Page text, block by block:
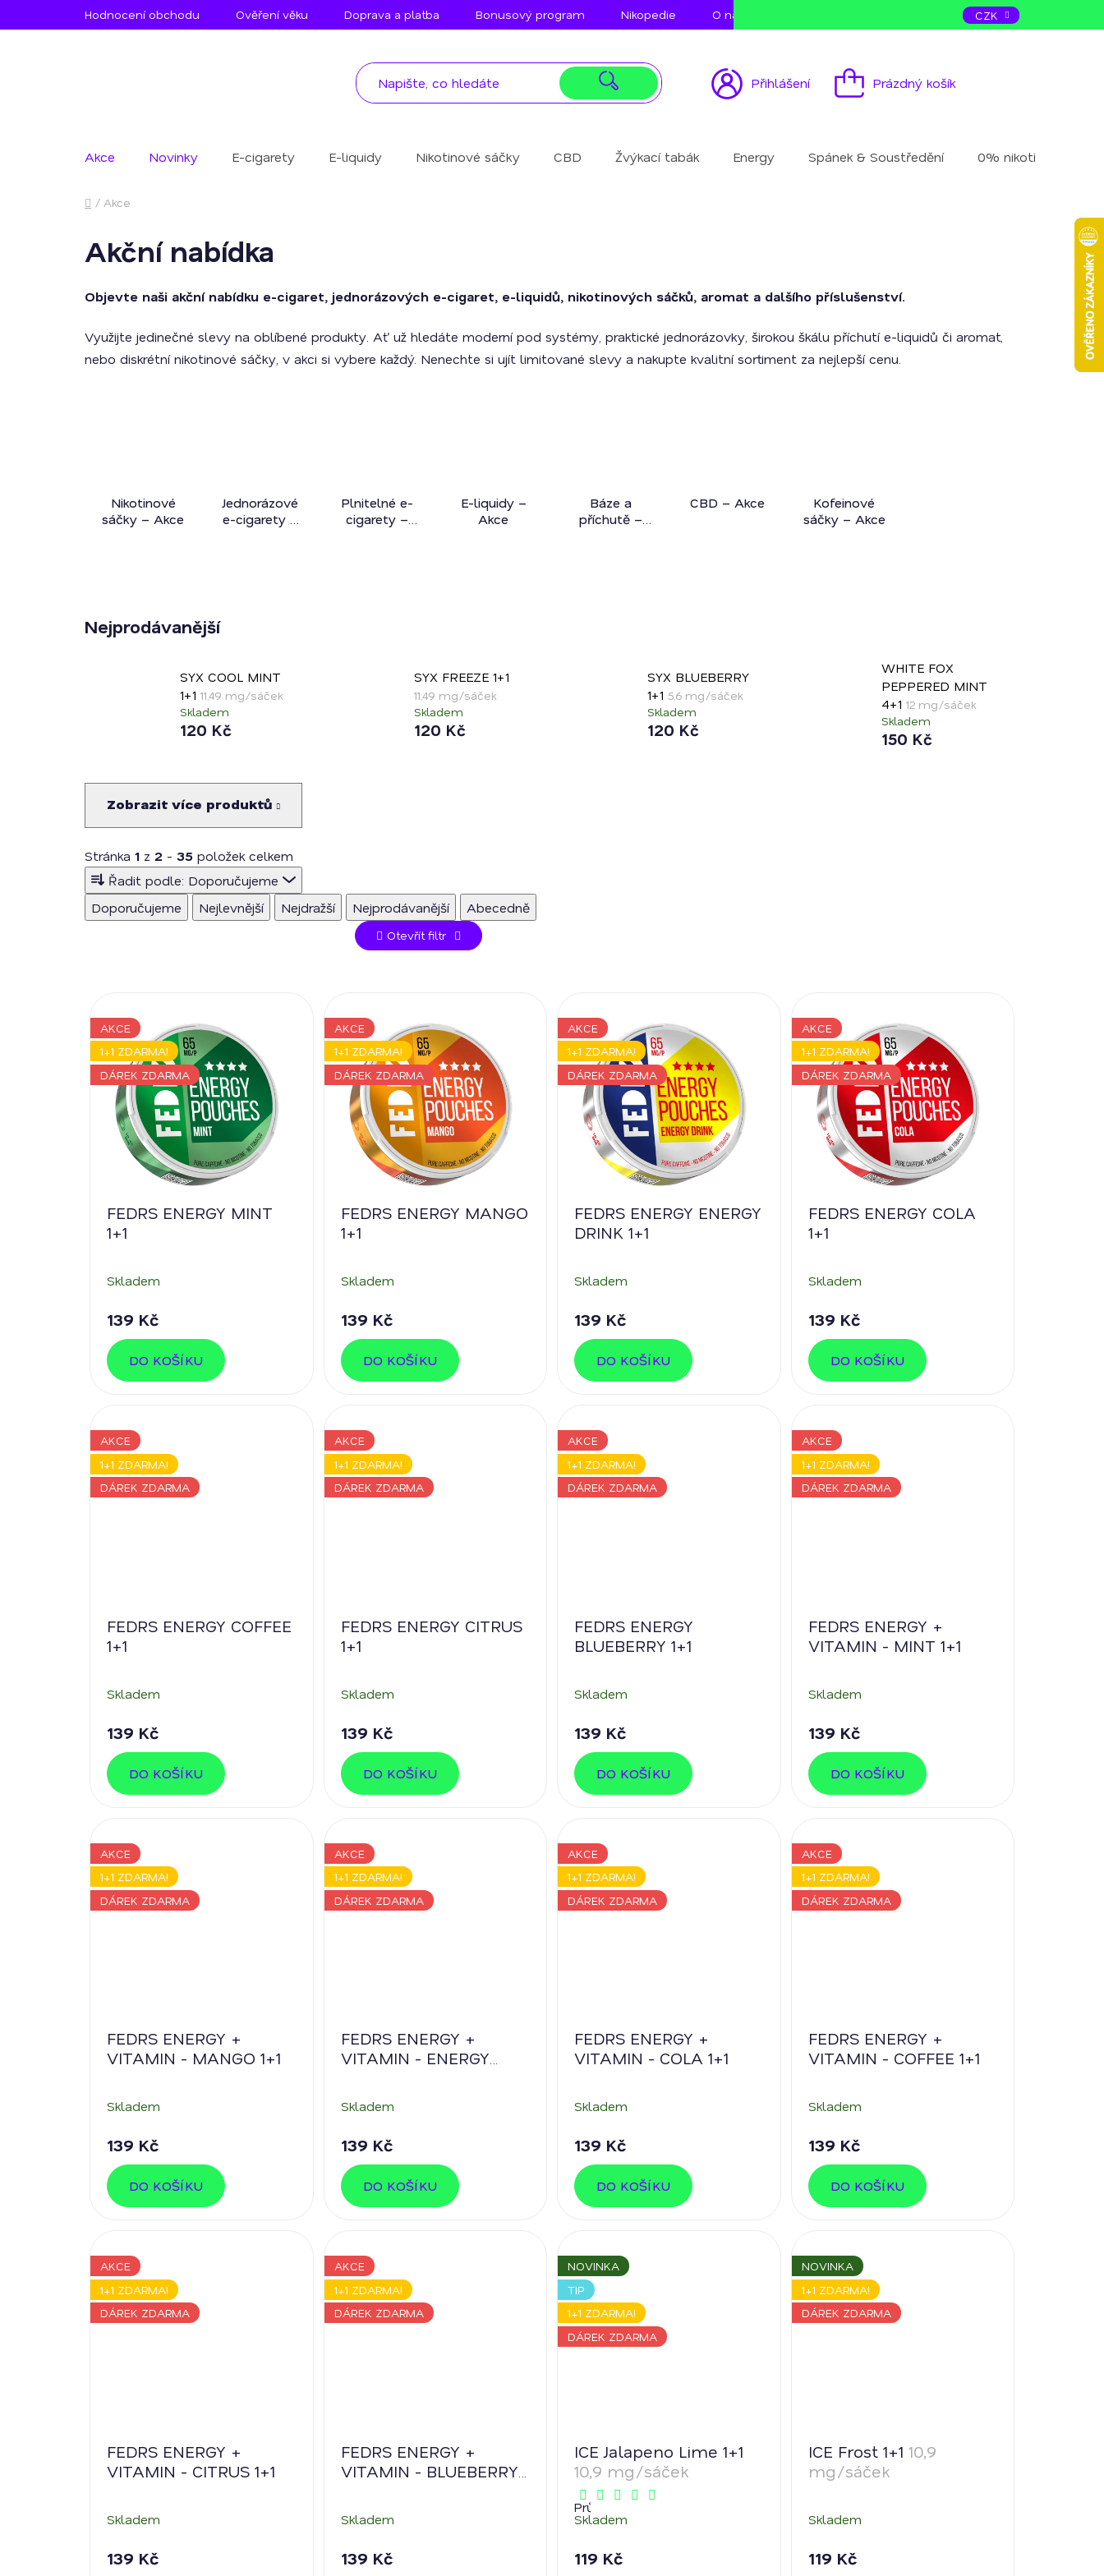
na
Hodnocení obchodu Ověření věku Doprava a platba Bonusový program Nikopedie O nás CZK
Přihlášení
Nákupní
Prázdný košík
Akce Novinky E-cigarety E-liquidy Nikotinové sáčky CBD Žvýkací tabák Energy Spánek & Soustředění 0% nikotinu
Domů
/ Akce
Akční nabídka
Objevte naši akční nabídku e-cigaret, jednorázových e-cigaret, e-liquidů, nikotinových sáčků, aromat a dalšího příslušenství.
Využijte jedinečné slevy na oblíbené produkty. Ať už hledáte moderní pod systémy, praktické jednorázovky, širokou škálu příchutí e-liquidů či aromat,
nebo diskrétní nikotinové sáčky, v akci si vybere každý. Nenechte si ujít limitované slevy a nakupte kvalitní sortiment za nejlepší cenu.
Nikotinové
sáčky – Akce
Jednorázové
e-cigarety /
Plnitelné e-
cigarety –
E-liquidy –
Akce
Báze a
příchutě –
CBD – Akce
Kofeinové
sáčky – Akce
Nejprodávanější
SYX COOL MINT
1+1 11,49 mg/sáček
Skladem
120 Kč
SYX FREEZE 1+1
11,49 mg/sáček
Skladem
120 Kč
SYX BLUEBERRY
1+1 5,6 mg/sáček
Skladem
120 Kč
WHITE FOX
PEPPERED MINT
4+1 12 mg/sáček
Skladem
150 Kč
Zobrazit více produktů
Stránka 1 z 2 - 35 položek celkem
Ř
a
z
r
o
d
u
Řadit podle: Doporučujeme
Doporučujeme
Nejlevnější Nejdražší Nejprodávanější Abecedně
Otevřít filtr
ý
p AKCE
1+1 ZDARMA!
DÁREK ZDARMA
FEDRS ENERGY MINT
1+1
Skladem
139 Kč
DO KOŠÍKU
AKCE
1+1 ZDARMA!
DÁREK ZDARMA
FEDRS ENERGY MANGO
1+1
Skladem
139 Kč
DO KOŠÍKU
AKCE
1+1 ZDARMA!
DÁREK ZDARMA
FEDRS ENERGY ENERGY
DRINK 1+1
Skladem
139 Kč
DO KOŠÍKU
AKCE
1+1 ZDARMA!
DÁREK ZDARMA
FEDRS ENERGY COLA
1+1
Skladem
139 Kč
DO KOŠÍKU
AKCE
1+1 ZDARMA!
DÁREK ZDARMA
FEDRS ENERGY COFFEE
1+1
Skladem
139 Kč
DO KOŠÍKU
AKCE
1+1 ZDARMA!
DÁREK ZDARMA
FEDRS ENERGY CITRUS
1+1
Skladem
139 Kč
DO KOŠÍKU
AKCE
1+1 ZDARMA!
DÁREK ZDARMA
FEDRS ENERGY
BLUEBERRY 1+1
Skladem
139 Kč
DO KOŠÍKU
AKCE
1+1 ZDARMA!
DÁREK ZDARMA
FEDRS ENERGY +
VITAMIN - MINT 1+1
Skladem
139 Kč
DO KOŠÍKU
AKCE
1+1 ZDARMA!
DÁREK ZDARMA
FEDRS ENERGY +
VITAMIN - MANGO 1+1
Skladem
139 Kč
DO KOŠÍKU
AKCE
1+1 ZDARMA!
DÁREK ZDARMA
FEDRS ENERGY +
VITAMIN - ENERGY
Skladem
139 Kč
DO KOŠÍKU
AKCE
1+1 ZDARMA!
DÁREK ZDARMA
FEDRS ENERGY +
VITAMIN - COLA 1+1
Skladem
139 Kč
DO KOŠÍKU
AKCE
1+1 ZDARMA!
DÁREK ZDARMA
FEDRS ENERGY +
VITAMIN - COFFEE 1+1
Skladem
139 Kč
DO KOŠÍKU
AKCE
1+1 ZDARMA!
DÁREK ZDARMA
FEDRS ENERGY +
VITAMIN - CITRUS 1+1
Skladem
139 Kč
AKCE
1+1 ZDARMA!
DÁREK ZDARMA
FEDRS ENERGY +
VITAMIN - BLUEBERRY
Skladem
139 Kč
NOVINKA
TIP
1+1 ZDARMA!
DÁREK ZDARMA
ICE Jalapeno Lime 1+1
10,9 mg/sáček
Průměrné
hodnocení
5,0
Skladem
119 Kč
NOVINKA
1+1 ZDARMA!
DÁREK ZDARMA
ICE Frost 1+1 10,9
mg/sáček
Skladem
119 Kč